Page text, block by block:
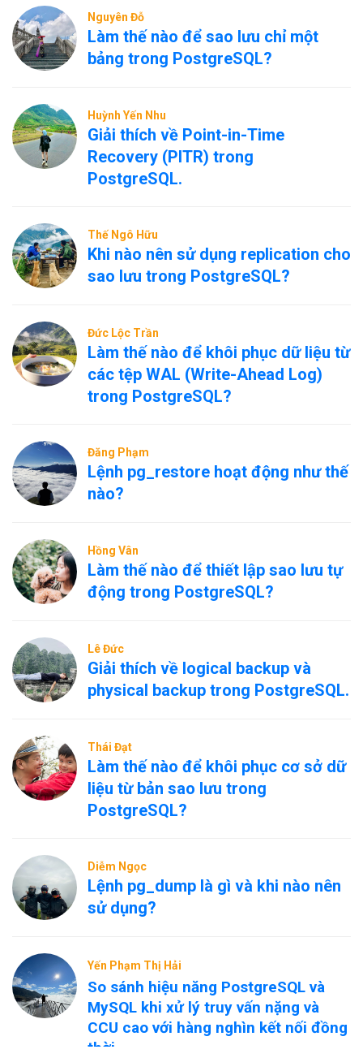
Nguyên Đỗ
Làm thế nào để sao lưu chỉ một
bảng trong PostgreSQL?
Huỳnh Yến Nhu
Giải thích về Point-in-Time
Recovery (PITR) trong
PostgreSQL.
Thế Ngô Hữu
Khi nào nên sử dụng replication cho
sao lưu trong PostgreSQL?
Đức Lộc Trần
Làm thế nào để khôi phục dữ liệu từ
các tệp WAL (Write-Ahead Log)
trong PostgreSQL?
Đăng Phạm
Lệnh pg_restore hoạt động như thế
nào?
Hồng Vân
Làm thế nào để thiết lập sao lưu tự
động trong PostgreSQL?
Lê Đức
Giải thích về logical backup và
physical backup trong PostgreSQL.
Thái Đạt
Làm thế nào để khôi phục cơ sở dữ
liệu từ bản sao lưu trong
PostgreSQL?
Diễm Ngọc
Lệnh pg_dump là gì và khi nào nên
sử dụng?
Yến Phạm Thị Hải
So sánh hiệu năng PostgreSQL và
MySQL khi xử lý truy vấn nặng và
CCU cao với hàng nghìn kết nối đồng
thời